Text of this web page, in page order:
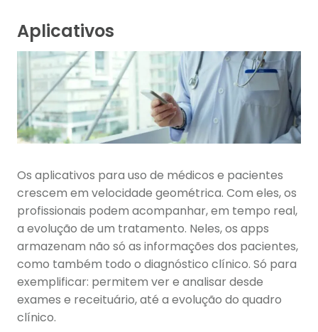
Aplicativos
Os aplicativos para uso de médicos e pacientes
crescem em velocidade geométrica. Com eles, os
profissionais podem acompanhar, em tempo real,
a evolução de um tratamento. Neles, os apps
armazenam não só as informações dos pacientes,
como também todo o diagnóstico clínico. Só para
exemplificar: permitem ver e analisar desde
exames e receituário, até a evolução do quadro
clínico.